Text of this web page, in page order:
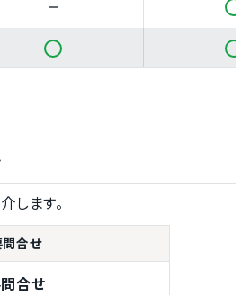
します。
合せ
合せ